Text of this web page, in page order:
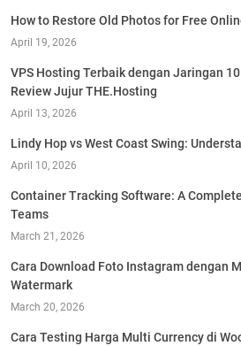
How to Restore Old Photos for Free
April 19, 2026
VPS Hosting Terbaik dengan Jaringan
Review Jujur THE.Hosting
April 13, 2026
Lindy Hop vs West Coast Swing:
April 10, 2026
Container Tracking Software: A
Teams
March 21, 2026
Cara Download Foto Instagram dengan
Watermark
March 20, 2026
Cara Testing Harga Multi Currency di